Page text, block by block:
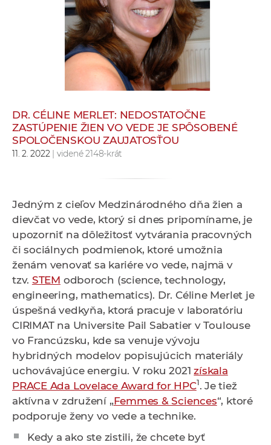
n
c
h
a
r
c
o
v
í
k
o
c
DR. CÉLINE MERLET: NEDOSTATOČNE
ZASTÚPENIE ŽIEN VO VEDE JE SPÔSOBENÉ
SPOLOČENSKOU ZAUJATOSŤOU
11. 2. 2022 | videné 2148-krát
Jedným z cieľov Medzinárodného dňa žien a
dievčat vo vede, ktorý si dnes pripomíname, je
upozorniť na dôležitosť vytvárania pracovných
či sociálnych podmienok, ktoré umožnia
ženám venovať sa kariére vo vede, najmä v
tzv. STEM odboroch (science, technology,
engineering, mathematics). Dr. Céline Merlet je
úspešná vedkyňa, ktorá pracuje v laboratóriu
CIRIMAT na Universite Pail Sabatier v Toulouse
vo Francúzsku, kde sa venuje vývoju
hybridných modelov popisujúcich materiály
uchovávajúce energiu. V roku 2021získala
PRACE Ada Lovelace Award for HPC1. Je tiež
aktívna v združení „Femmes & Sciences“, ktoré
podporuje ženy vo vede a technike.
Kedy a ako ste zistili, že chcete byť